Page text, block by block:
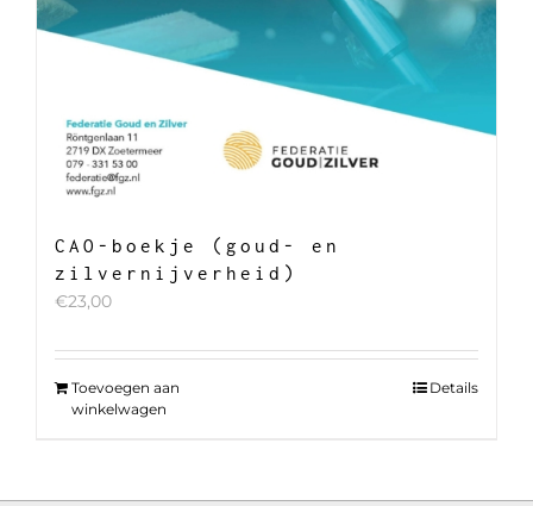
CAO-boekje (goud- en
zilvernijverheid)
€23,00
Toevoegen aan
winkelwagen
Details